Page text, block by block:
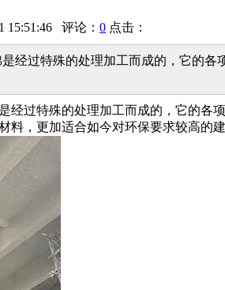
15:51:46 评论： 0 点击：
经过特殊的处理加工而成的，它的
过特殊的处理加工而成的，它的各
料，更加适合如今对环保要求较高的建